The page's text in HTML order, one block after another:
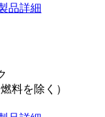
品詳細
料を除く）